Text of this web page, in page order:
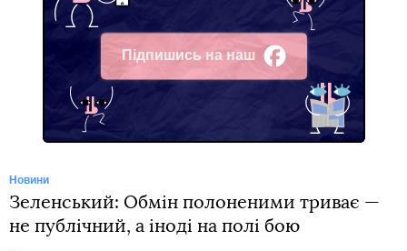
Підпишись на наш
Facebook
Новини
Зеленський: Обмін полоненими триває —
не публічний, а іноді на полі бою